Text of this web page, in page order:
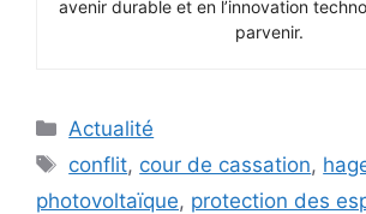
avenir durable et en l’innovation
parvenir.
Catégories
Actualité
Étiquettes
conflit, cour de cassation,
photovoltaïque, protection des